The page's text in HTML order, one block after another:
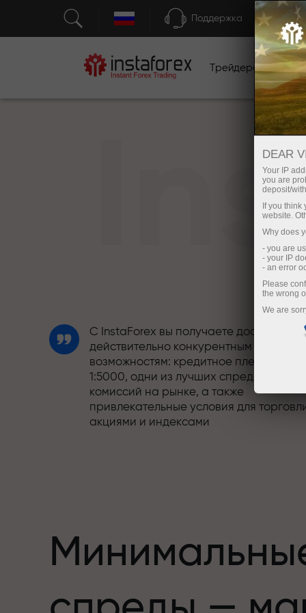
Поддержка
Трейдерам
С InstaForex вы получаете доступ к
действительно конкурентным
возможностям: кредитное плечо до
1:5000, одни из лучших спредов и
комиссий на рынке, а также
привлекательные условия для
акциями и индексами
предложениями
Лопрайс привносит элементы драйва
DEAR
Your IP
you are
deposit/
If you
website.
Why does
- you are
- your IP
- an error
Please
the wrong
We are